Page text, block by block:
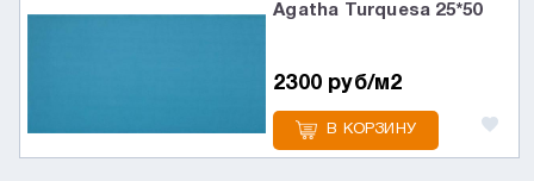
Agatha Turquesa 25*50
2300 руб/м2
В КОРЗИНУ